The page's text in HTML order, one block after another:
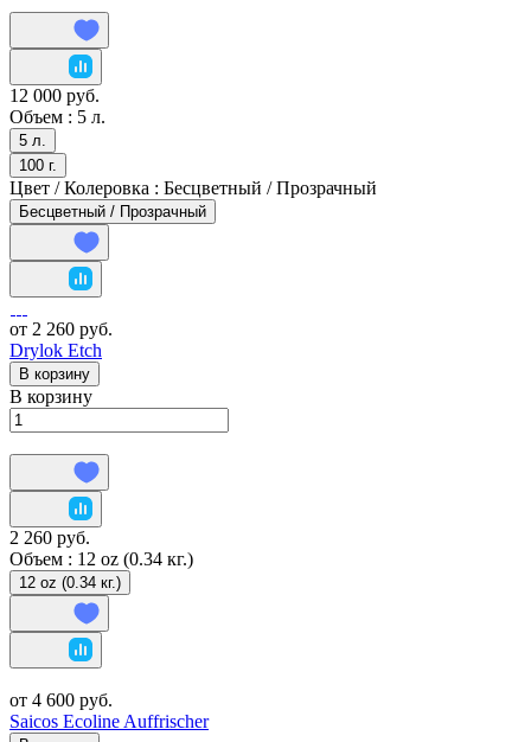
12 000 руб.
Объем : 5 л.
5 л.
100 г.
Цвет / Колеровка : Бесцветный / Прозрачный
Бесцветный / Прозрачный
от 2 260 руб.
Drylok Etch
В корзину
В корзину
2 260 руб.
Объем : 12 oz (0.34 кг.)
12 oz (0.34 кг.)
от 4 600 руб.
Saicos Ecoline Auffrischer